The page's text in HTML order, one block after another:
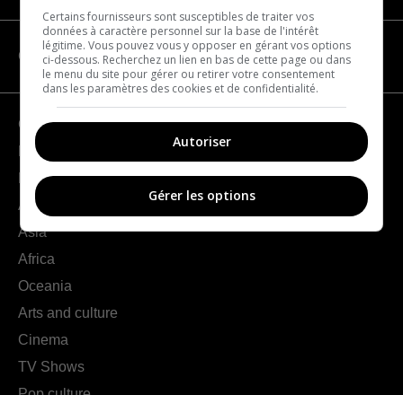
CATEGORIES
Geography
France
Europe
Americas
Asia
Africa
Oceania
Arts and culture
Cinema
TV Shows
Certains fournisseurs sont susceptibles de traiter vos
données à caractère personnel sur la base de l'intérêt
légitime. Vous pouvez vous y opposer en gérant vos options
ci-dessous. Recherchez un lien en bas de cette page ou dans
le menu du site pour gérer ou retirer votre consentement
dans les paramètres des cookies et de confidentialité.
Autoriser
Gérer les options